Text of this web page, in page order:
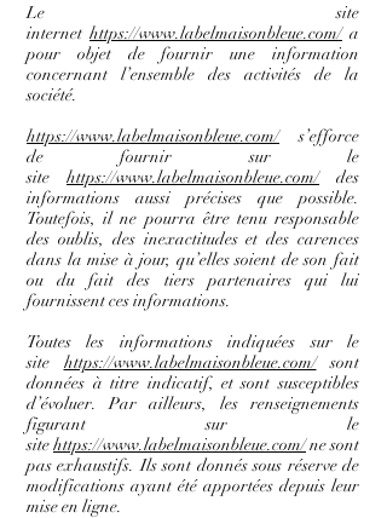
Le site
internet https://www.labelmaisonbleue.com/a
pour objet de fournir une information
concernant l’ensemble des activités de la
société.
https://www.labelmaisonbleue.com/s’efforce
de fournir sur le
site https://www.labelmaisonbleue.com/des
informations aussi précises que possible.
Toutefois, il ne pourra être tenu responsable
des oublis, des inexactitudes et des carences
dans la mise à jour, qu’elles soient de son fait
ou du fait des tiers partenaires qui lui
fournissent ces informations.
Toutes les informations indiquées sur le
site https://www.labelmaisonbleue.com/sont
données à titre indicatif, et sont susceptibles
d’évoluer. Par ailleurs, les renseignements
figurant sur le
sitehttps://www.labelmaisonbleue.com/ne sont
pas exhaustifs. Ils sont donnés sous réserve de
modifications ayant été apportées depuis leur
mise en ligne.